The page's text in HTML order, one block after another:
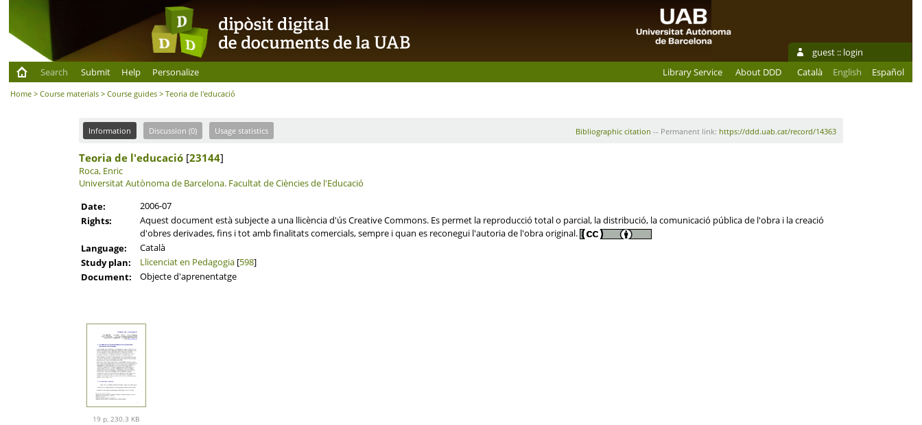
guest :: login
Search
Submit Help Personalize Library Service About DDD Català English Español
Home >Course materials >Course guides > Teoria de l'educació
Information Discussion (0) Usage statistics Bibliographic citation -- Permanent link: https://ddd.uab.cat/record/14363
Teoria de l'educació[23144]
Roca, Enric
Universitat Autònoma de Barcelona. Facultat de Ciències de l'Educació
Date:
2006-07
Rights:
Aquest document està subjecte a una llicència d'ús Creative Commons. Es permet la reproducció total o parcial, la distribució, la comunicació pública de l'obra i la creació
d'obres derivades, fins i tot amb finalitats comercials, sempre i quan es reconegui l'autoria de l'obra original.
Language:
Català
Study plan:
Llicenciat en Pedagogia[598]
Document:
Objecte d'aprenentatge
19 p, 230.3 KB